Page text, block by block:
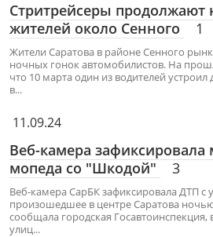
Стритрейсеры продолжают
жителей около Сенного
1
Жители Саратова в районе Сенного
ночных гонок автомобилистов. На
что 10 марта один из водителей
в...
11.09.24
Веб-камера
мопеда со "Шкодой"
3
Веб-камера СарБК зафиксировала ДТП с
произошедшее в центре Саратова
сообщала городская Госавтоинспекция,
улиц...